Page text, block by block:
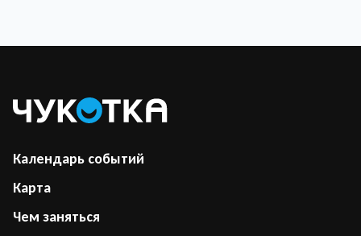
Календарь событий
Карта
Чем заняться